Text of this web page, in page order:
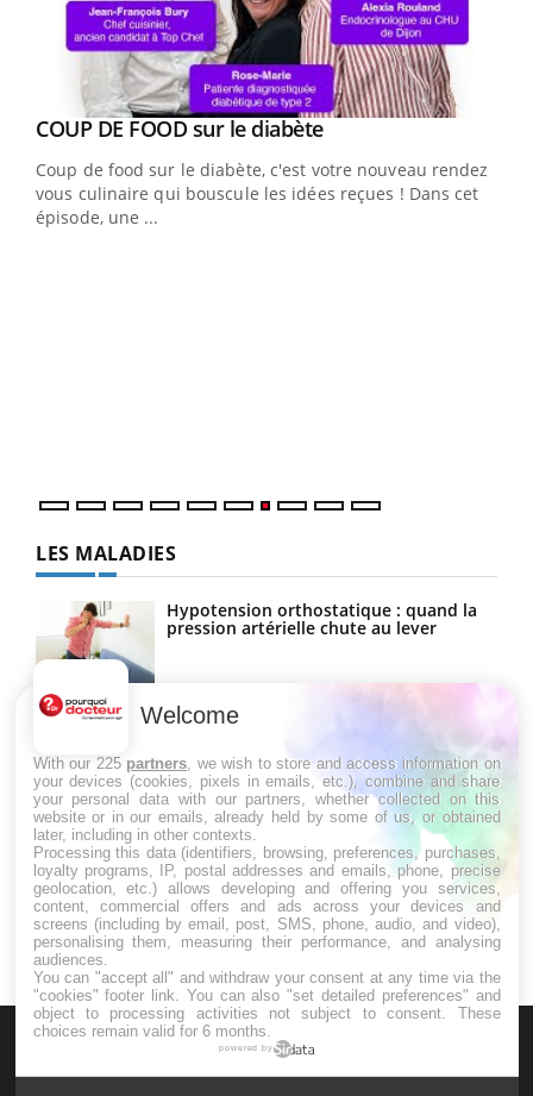
Youtube
COUP DE FOOD sur le diabèteYoutube
Coup de food sur le diabète, c'est votre nouveau rendez-
vous culinaire qui bouscule les idées reçues ! Dans cet
épisode, une ...
LES MALADIES
Hypotension orthostatique : quand la
pression artérielle chute au lever
Drépanocytose : une déformation des
Maladie de Charcot (Sclérose latérale
amyotrophique)
Welcome
With our 225 partners , we wish to store and access information on
your devices (cookies, pixels in emails, etc.), combine and share
your personal data with our partners, whether collected on this
website or in our emails, already held by some of us, or obtained
later, including in other contexts.
Processing this data (identifiers, browsing, preferences, purchases,
loyalty programs, IP, postal addresses and emails, phone, precise
geolocation, etc.) allows developing and offering you services,
content, commercial offers and ads across your devices and
screens (including by email, post, SMS, phone, audio, and video),
personalising them, measuring their performance, and analysing
audiences.
You can "accept all" and withdraw your consent at any time via the
"cookies" footer link . You can also "set detailed preferences" and
object to processing activities not subject to consent. These
choices remain valid for 6 months.
powered by